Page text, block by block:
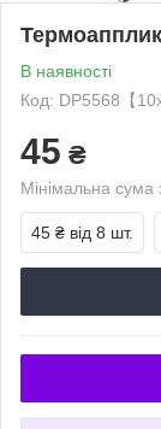
В наявності
Код: DP5568【
45 ₴
Мінімальна
45 ₴ від 8 шт.